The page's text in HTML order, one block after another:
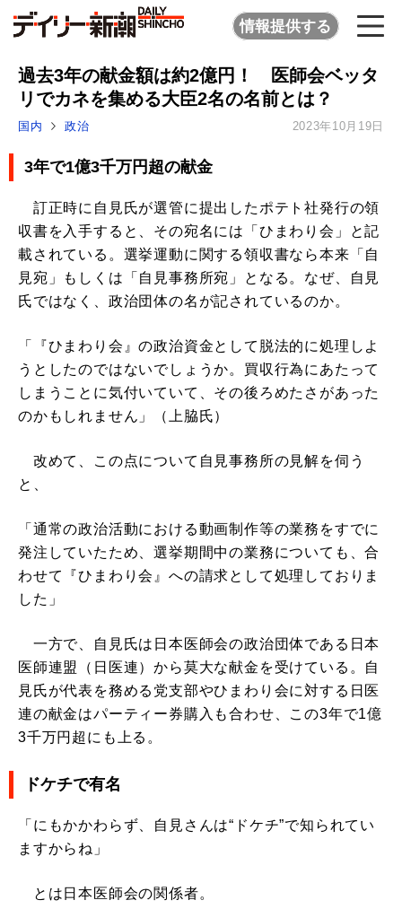
情報提供する
過去3年の献金額は約2億円！ 医師会ベッタ
リでカネを集める大臣2名の名前とは？
国内 政治 2023年10月19日
3年で1億3千万円超の献金
訂正時に自見氏が選管に提出したポテト社発行の領
収書を入手すると、その宛名には「ひまわり会」と記
載されている。選挙運動に関する領収書なら本来「自
見宛」もしくは「自見事務所宛」となる。なぜ、自見
氏ではなく、政治団体の名が記されているのか。
「『ひまわり会』の政治資金として脱法的に処理しよ
うとしたのではないでしょうか。買収行為にあたって
しまうことに気付いていて、その後ろめたさがあった
のかもしれません」（上脇氏）
改めて、この点について自見事務所の見解を伺う
と、
「通常の政治活動における動画制作等の業務をすでに
発注していたため、選挙期間中の業務についても、合
わせて『ひまわり会』への請求として処理しておりま
した」
一方で、自見氏は日本医師会の政治団体である日本
医師連盟（日医連）から莫大な献金を受けている。自
見氏が代表を務める党支部やひまわり会に対する日医
連の献金はパーティー券購入も合わせ、この3年で1億
3千万円超にも上る。
ドケチで有名
「にもかかわらず、自見さんは“ドケチ”で知られてい
ますからね」
とは日本医師会の関係者。